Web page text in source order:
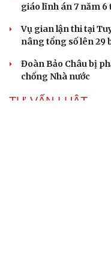
giáo lĩnh án 7 năm
Vụ gian lận thi tại
nâng tổng số lên 29
Đoàn Bảo Châu bị
chống Nhà nước
TƯ VẤN LUẬT